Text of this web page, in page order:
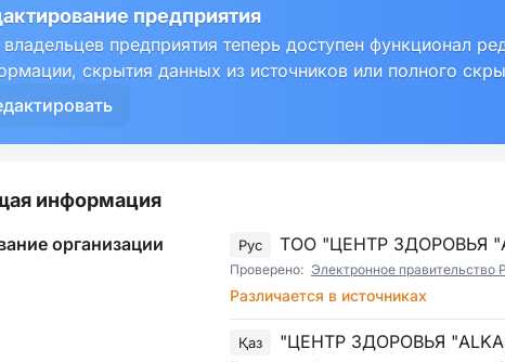
предприятия
предприятия теперь доступен функционал
скрытия данных из источников или полного
информация
организации Рус ТОО "ЦЕНТР ЗДОРОВЬЯ
Проверено: Электронное правительство
Различается в источниках
Қаз "ЦЕНТР ЗДОРОВЬЯ